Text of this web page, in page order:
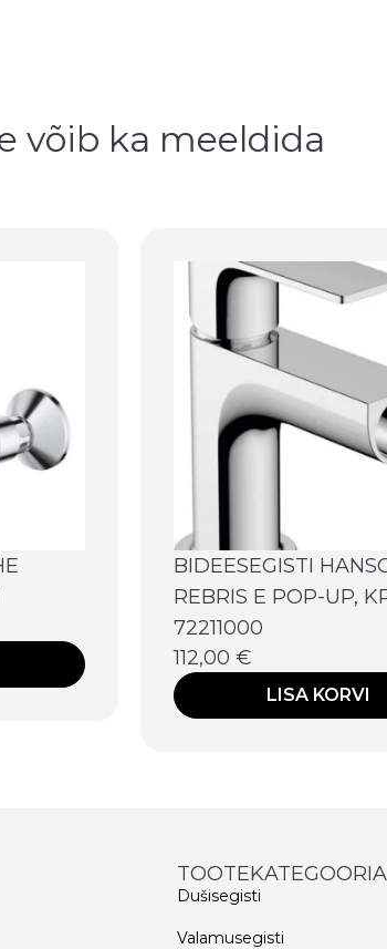
võib ka meeldida
BIDEESEGISTI
REBRIS E POP-UP,
72211000
112,00 €
LISA KORVI
Dušisegisti
Valamusegisti